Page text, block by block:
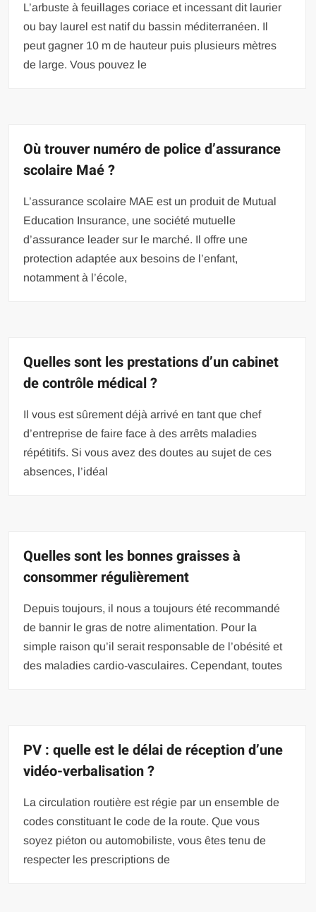
L’arbuste à feuillages coriace et incessant dit laurier
ou bay laurel est natif du bassin méditerranéen. Il
peut gagner 10 m de hauteur puis plusieurs mètres
de large. Vous pouvez le
Où trouver numéro de police d’assurance
scolaire Maé ?
L’assurance scolaire MAE est un produit de Mutual
Education Insurance, une société mutuelle
d’assurance leader sur le marché. Il offre une
protection adaptée aux besoins de l’enfant,
notamment à l’école,
Quelles sont les prestations d’un cabinet
de contrôle médical ?
Il vous est sûrement déjà arrivé en tant que chef
d’entreprise de faire face à des arrêts maladies
répétitifs. Si vous avez des doutes au sujet de ces
absences, l’idéal
Quelles sont les bonnes graisses à
consommer régulièrement
Depuis toujours, il nous a toujours été recommandé
de bannir le gras de notre alimentation. Pour la
simple raison qu’il serait responsable de l’obésité et
des maladies cardio-vasculaires. Cependant, toutes
PV : quelle est le délai de réception d’une
vidéo-verbalisation ?
La circulation routière est régie par un ensemble de
codes constituant le code de la route. Que vous
soyez piéton ou automobiliste, vous êtes tenu de
respecter les prescriptions de